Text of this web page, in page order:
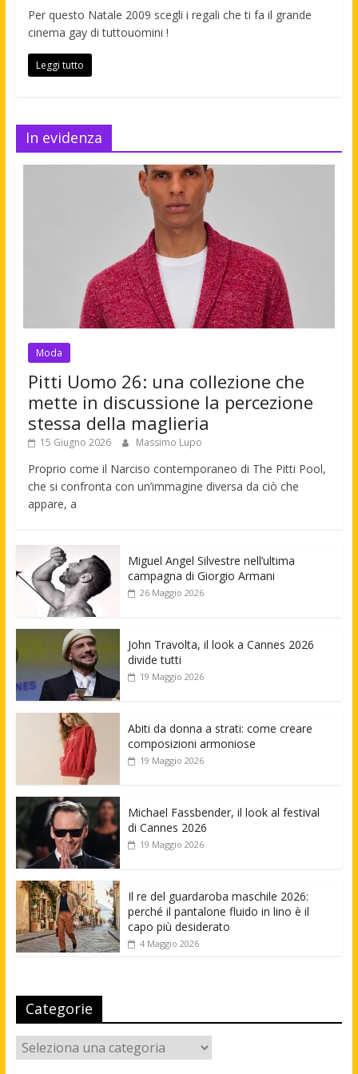
Per questo Natale 2009 scegli i regali che ti fa il grande
cinema gay di tuttouomini !
Leggi tutto
In evidenza
Moda
Pitti Uomo 26: una collezione che
mette in discussione la percezione
stessa della maglieria
15 Giugno 2026 Massimo Lupo
Proprio come il Narciso contemporaneo di The Pitti Pool,
che si confronta con un’immagine diversa da ciò che
appare, a
Miguel Angel Silvestre nell’ultima
campagna di Giorgio Armani
26 Maggio 2026
John Travolta, il look a Cannes 2026
divide tutti
19 Maggio 2026
Abiti da donna a strati: come creare
composizioni armoniose
19 Maggio 2026
Michael Fassbender, il look al festival
di Cannes 2026
19 Maggio 2026
Il re del guardaroba maschile 2026:
perché il pantalone fluido in lino è il
capo più desiderato
4 Maggio 2026
Categorie
Categorie